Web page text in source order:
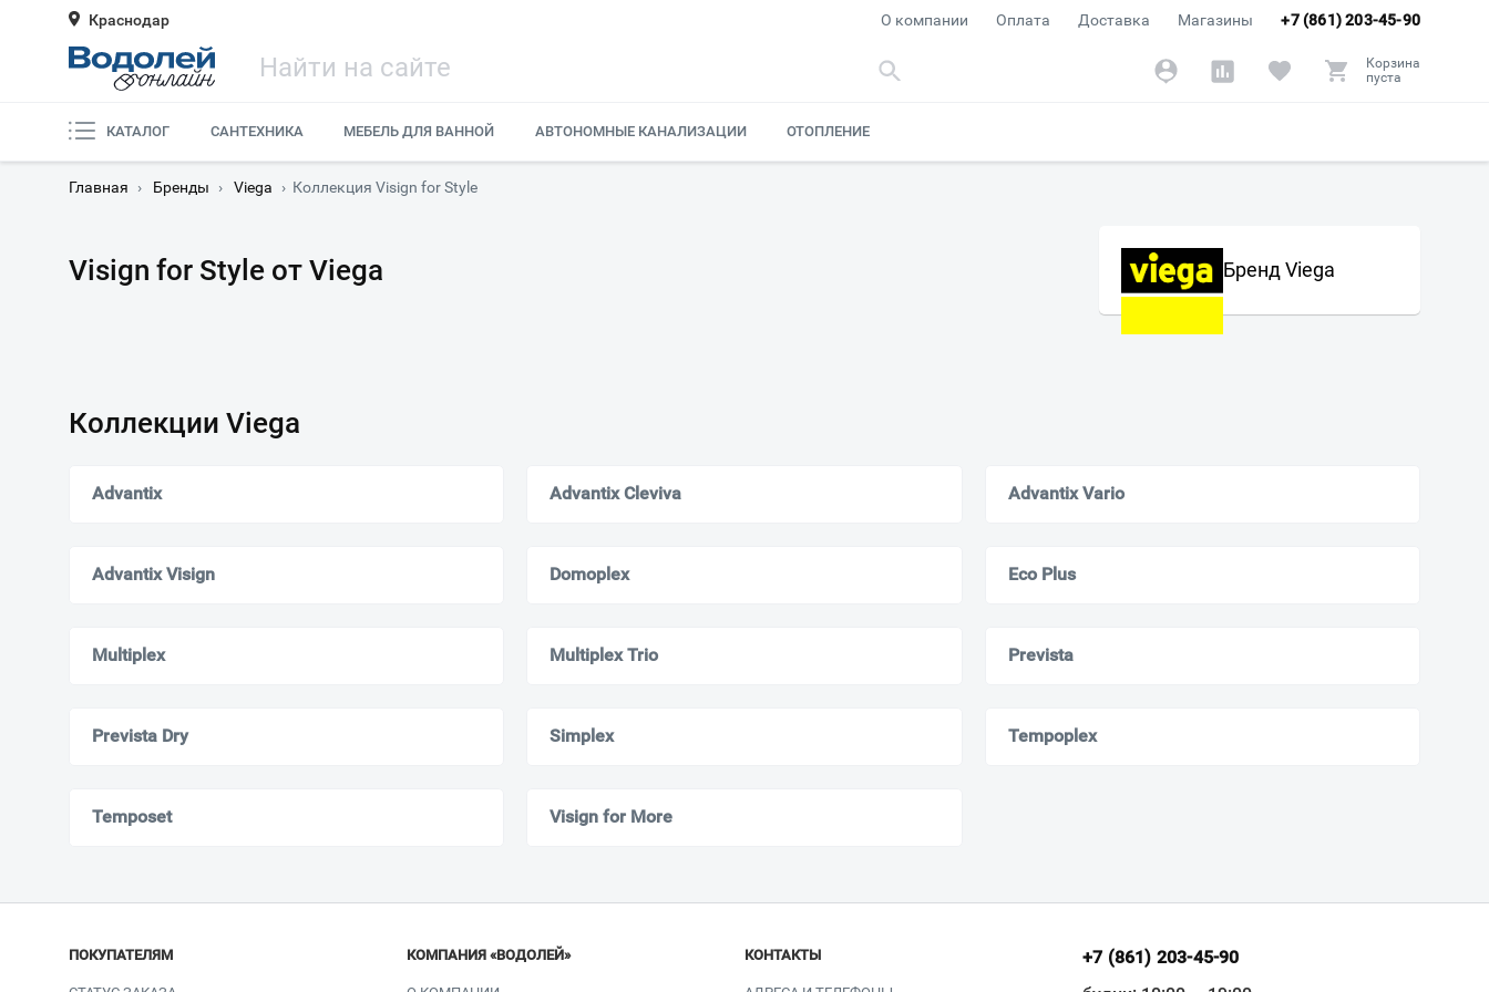
Краснодар +7 (861) 203-45-90
О компании Оплата Доставка Магазины
Корзина
пуста
КАТАЛОГ САНТЕХНИКА МЕБЕЛЬ ДЛЯ ВАННОЙ АВТОНОМНЫЕ КАНАЛИЗАЦИИ ОТОПЛЕНИЕ
Главная › Бренды › Viega › Коллекция Visign for Style
Visign for Style от Viega Бренд Viega
Коллекции Viega
Advantix Advantix Cleviva Advantix Vario
Advantix Visign Domoplex Eco Plus
Multiplex Multiplex Trio Prevista
Prevista Dry Simplex Tempoplex
Temposet Visign for More
ПОКУПАТЕЛЯМ КОМПАНИЯ «ВОДОЛЕЙ» КОНТАКТЫ
+7 (861) 203-45-90
Всё верно